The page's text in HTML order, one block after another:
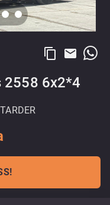
content_copy email
2558 6x2*4